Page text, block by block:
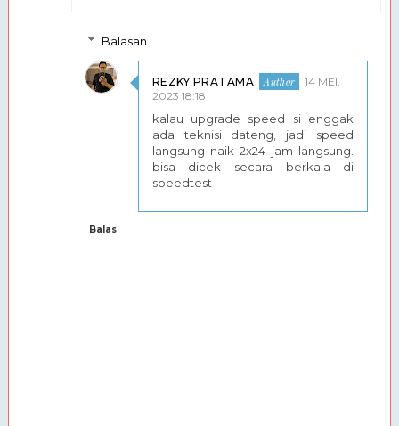
Balasan
REZKY PRATAMA
14 MEI,
2023 18:18
kalau upgrade speed si enggak
ada teknisi dateng, jadi speed
langsung naik 2x24 jam langsung.
bisa dicek secara berkala di
speedtest
Balas